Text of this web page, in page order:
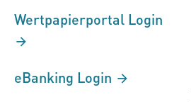
Wertpapierportal Login
eBanking Login